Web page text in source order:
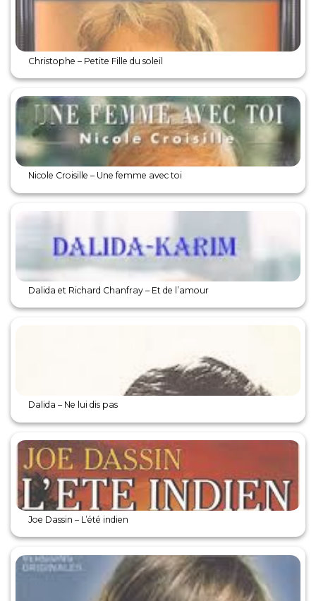
Christophe – Petite Fille du soleil
Nicole Croisille – Une femme avec toi
Dalida et Richard Chanfray – Et de l’amour
Dalida – Ne lui dis pas
Joe Dassin – L’été indien